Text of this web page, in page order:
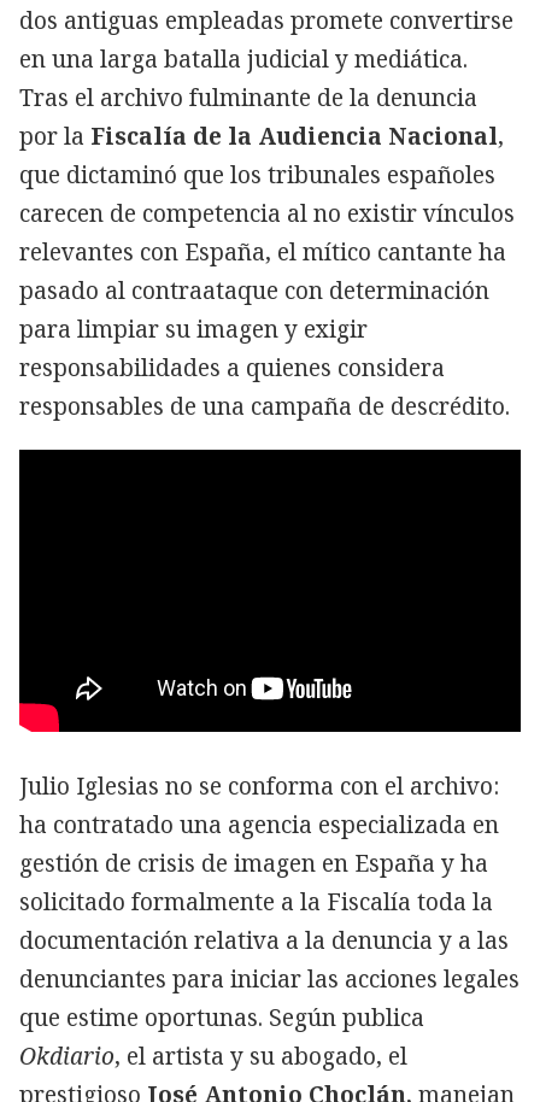
dos antiguas empleadas promete convertirse
en una larga batalla judicial y mediática.
Tras el archivo fulminante de la denuncia
por la Fiscalía de la Audiencia Nacional,
que dictaminó que los tribunales españoles
carecen de competencia al no existir vínculos
relevantes con España, el mítico cantante ha
pasado al contraataque con determinación
para limpiar su imagen y exigir
responsabilidades a quienes considera
responsables de una campaña de descrédito.
Julio Iglesias no se conforma con el archivo:
ha contratado una agencia especializada en
gestión de crisis de imagen en España y ha
solicitado formalmente a la Fiscalía toda la
documentación relativa a la denuncia y a las
denunciantes para iniciar las acciones legales
que estime oportunas. Según publica
Okdiario, el artista y su abogado, el
prestigioso José Antonio Choclán, manejan